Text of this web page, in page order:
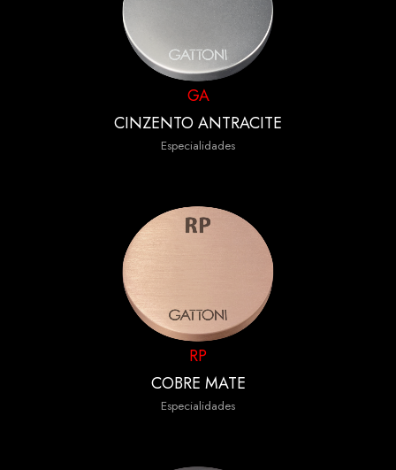
GA
CINZENTO ANTRACITE
Especialidades
RP
COBRE MATE
Especialidades